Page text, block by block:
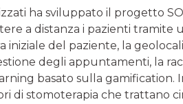
ha sviluppato il progetto
a distanza i pazienti tramite
del paziente, la
degli appuntamenti, la
basato sulla gamification.
di stomoterapia che trattano